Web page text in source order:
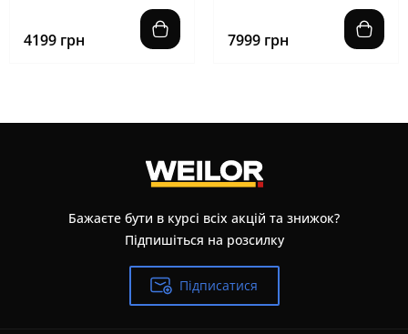
4199 грн 7999 грн
Бажаєте бути в курсі всіх акцій та знижок?
Підпишіться на розсилку
Підписатися